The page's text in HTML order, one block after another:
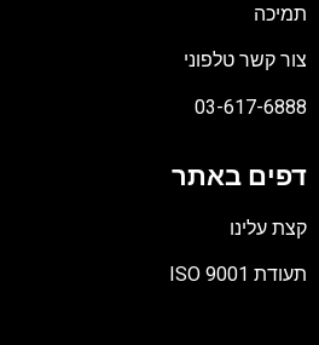
תמיכה
צור קשר טלפוני
03-617-6888
דפים באתר
קצת עלינו
תעודת ISO 9001